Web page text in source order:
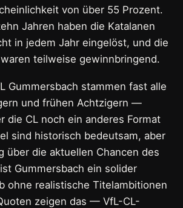
von über 55 Prozent.
Jahren haben die Katalanen
in jedem Jahr eingelöst, und die
teilweise gewinnbringend.
Gummersbach stammen fast alle
und frühen Achtzigern —
die CL noch ein anderes Format
sind historisch bedeutsam, aber
über die aktuellen Chancen des
Gummersbach ein solider
ohne realistische Titelambitionen
zeigen das — VfL-CL-